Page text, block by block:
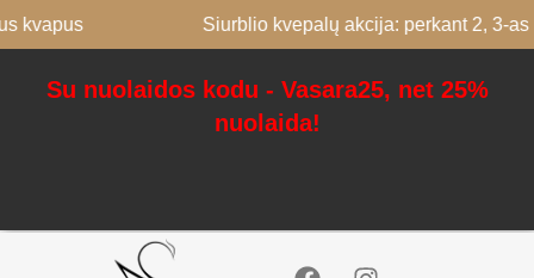
Siurblio kvepalų akcija: perkant 2, 3-as
Su nuolaidos kodu - Vasara25, net 25%
nuolaida!